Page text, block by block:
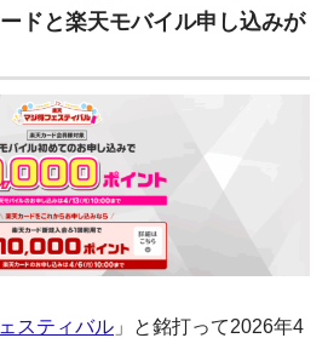
ドと楽天モバイル申し込みが
スティバル 」と銘打って2026年4